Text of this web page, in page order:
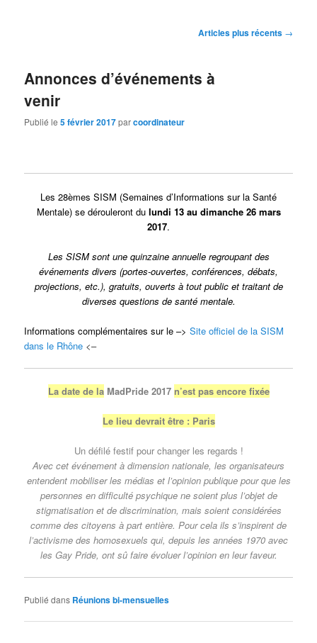
Articles plus récents →
Annonces d’événements à
venir
Publié le5 février 2017parcoordinateur
Les 28èmes SISM (Semaines d’Informations sur la Santé
Mentale) se dérouleront du lundi 13 au dimanche 26 mars
2017.
Les SISMsont une quinzaine annuelle regroupant des
événements divers (portes-ouvertes, conférences, débats,
projections, etc.), gratuits, ouverts à tout public et traitant de
diverses questions de santé mentale.
Informations complémentaires sur le –> Site officiel de la SISM
dans le Rhône <–
La date de la MadPride 2017 n’est pas encore fixée
Le lieu devrait être : Paris
Un déﬁlé festif pour changer les regards !
Avec cet événement à dimension nationale, les organisateurs
entendent mobiliser les médias et l’opinion publique pour que les
personnes en difﬁculté psychique ne soient plus l’objet de
stigmatisation et de discrimination, mais soient considérées
comme des citoyens à part entière. Pour cela ils s’inspirent de
l’activisme des homosexuels qui, depuis les années 1970 avec
les Gay Pride, ont sû faire évoluer l’opinion en leur faveur.
Publié dans Réunions bi-mensuelles